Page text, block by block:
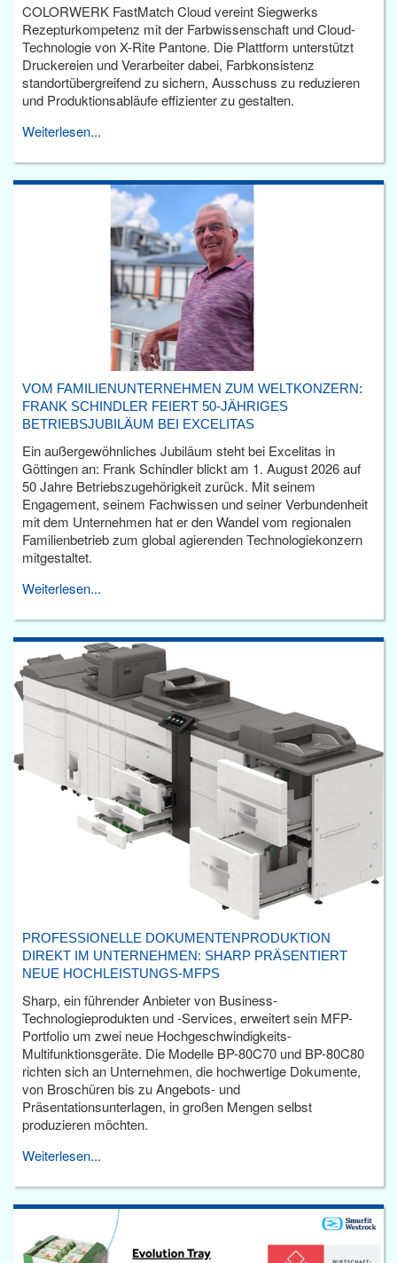
COLORWERK FastMatch Cloud vereint Siegwerks
Rezepturkompetenz mit der Farbwissenschaft und Cloud-
Technologie von X-Rite Pantone. Die Plattform unterstützt
Druckereien und Verarbeiter dabei, Farbkonsistenz
standortübergreifend zu sichern, Ausschuss zu reduzieren
und Produktionsabläufe effizienter zu gestalten.
Weiterlesen...
VOM FAMILIENUNTERNEHMEN ZUM WELTKONZERN:
FRANK SCHINDLER FEIERT 50-JÄHRIGES
BETRIEBSJUBILÄUM BEI EXCELITAS
Ein außergewöhnliches Jubiläum steht bei Excelitas in
Göttingen an: Frank Schindler blickt am 1. August 2026 auf
50 Jahre Betriebszugehörigkeit zurück. Mit seinem
Engagement, seinem Fachwissen und seiner Verbundenheit
mit dem Unternehmen hat er den Wandel vom regionalen
Familienbetrieb zum global agierenden Technologiekonzern
mitgestaltet.
Weiterlesen...
PROFESSIONELLE DOKUMENTENPRODUKTION
DIREKT IM UNTERNEHMEN: SHARP PRÄSENTIERT
NEUE HOCHLEISTUNGS-MFPS
Sharp, ein führender Anbieter von Business-
Technologieprodukten und -Services, erweitert sein MFP-
Portfolio um zwei neue Hochgeschwindigkeits-
Multifunktionsgeräte. Die Modelle BP-80C70 und BP-80C80
richten sich an Unternehmen, die hochwertige Dokumente,
von Broschüren bis zu Angebots- und
Präsentationsunterlagen, in großen Mengen selbst
produzieren möchten.
Weiterlesen...